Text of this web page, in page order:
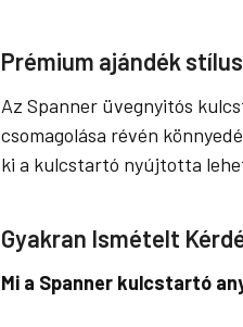
Prémium ajándék
Az Spanner üvegnyitós
csomagolása révén
ki a kulcstartó nyújtotta
Gyakran Ismételt
Mi a Spanner kulcstartó